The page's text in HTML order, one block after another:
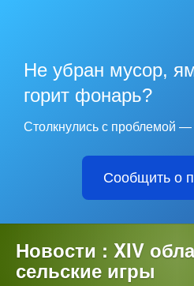
Не убран мусор,
горит фонарь?
Столкнулись с проблемой
Сообщить о
Новости : XIV
сельские игры